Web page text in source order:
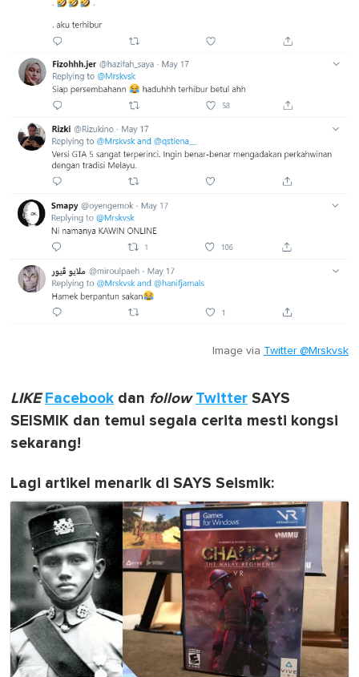
Image via Twitter @Mrskvsk
LIKE Facebook dan follow Twitter SAYS
SEISMIK dan temui segala cerita mesti kongsi
sekarang!
Lagi artikel menarik di SAYS Seismik: